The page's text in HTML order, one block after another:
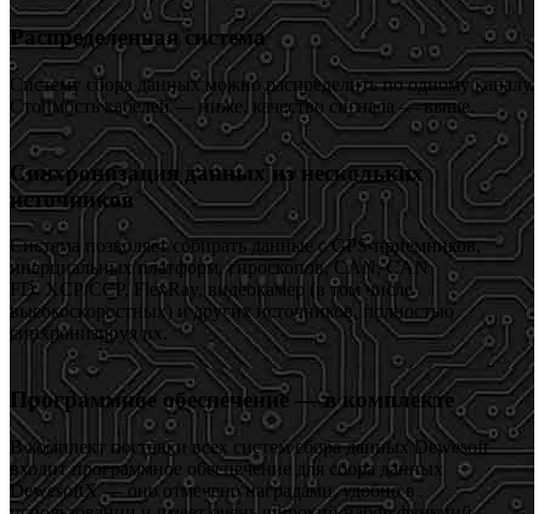
Распределенная система
Систему сбора данных можно распределить по одному каналу.
Стоимость кабелей — ниже, качество сигнала — выше.
Синхронизация данных из нескольких
источников
Система позволяет собирать данные с GPS-приемников,
инерциальных платформ, гироскопов, CAN, CAN
FD, XCP/CCP, FlexRay, видеокамер (в том числе
высокоскоростных) и других источников, полностью
синхронизируя их.
Программное обеспечение — в комплекте
В комплект поставки всех систем сбора данных Dewesoft
входит программное обеспечение для сбора данных
DewesoftX — оно отмечено наградами, удобно в